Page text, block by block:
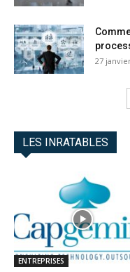
27
LES INRATABLES
ENTREPRISES